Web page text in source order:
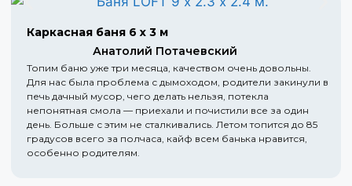
Каркасная баня 6 х 3 м
Анатолий Потачевский
Топим баню уже три месяца, качеством очень довольны.
Для нас была проблема с дымоходом, родители закинули в
печь дачный мусор, чего делать нельзя, потекла
непонятная смола — приехали и почистили все за один
день. Больше с этим не сталкивались. Летом топится до 85
градусов всего за полчаса, кайф всем банька нравится,
особенно родителям.